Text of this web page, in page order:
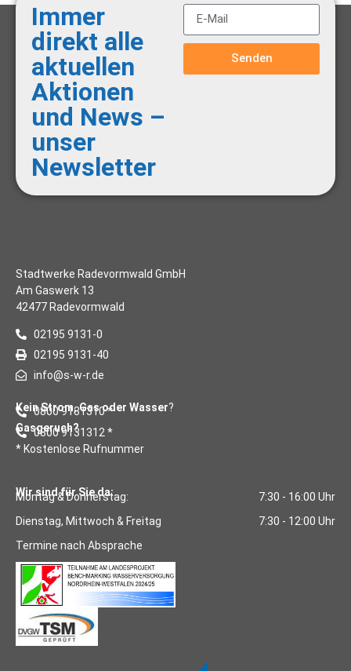
Immer
direkt alle
aktuellen
Aktionen
und News –
unser
Newsletter
Senden
Stadtwerke Radevormwald GmbH
Am Gaswerk 13
42477 Radevormwald
02195 9131-0
02195 9131-40
info@s-w-r.de
Kein Strom, Gas oder Wasser?
0800 9131310 *
Gasgeruch?
0800 9131312 *
* Kostenlose Rufnummer
Wir sind für Sie da:
Montag & Donnerstag:
7:30 - 16:00 Uhr
Dienstag, Mittwoch & Freitag
7:30 - 12:00 Uhr
Termine nach Absprache